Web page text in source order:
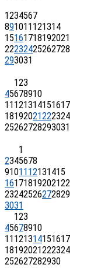
1234567
891011121314
15161718192021
22232425262728
293031
123
45678910
11121314151617
18192021222324
25262728293031
1
2345678
9101112131415
16171819202122
23242526272829
3031
123
45678910
11121314151617
18192021222324
252627282930